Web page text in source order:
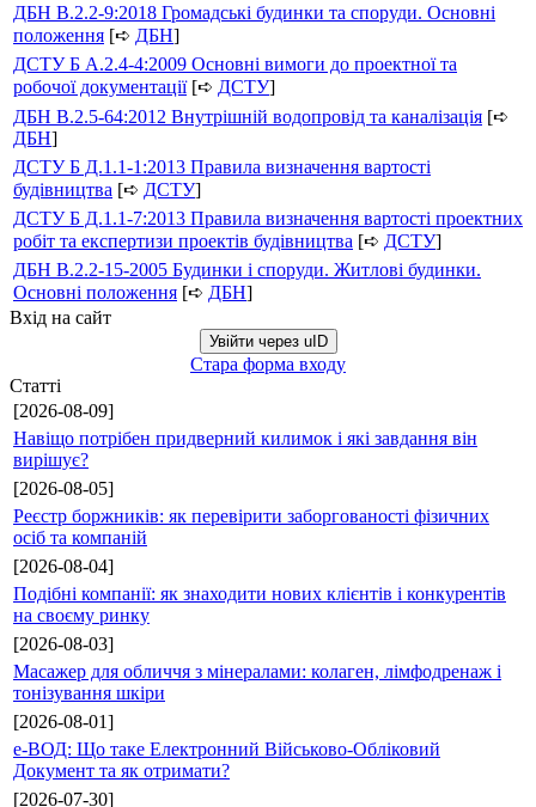
ДБН В.2.2-9:2018 Громадські будинки та споруди. Основні
положення [➪ ДБН]
ДСТУ Б А.2.4-4:2009 Основні вимоги до проектної та
робочої документації[➪ ДСТУ]
ДБН В.2.5-64:2012 Внутрішній водопровід та каналізація [➪
ДБН]
ДСТУ Б Д.1.1-1:2013 Правила визначення вартості
будівництва [➪ ДСТУ]
ДСТУ Б Д.1.1-7:2013 Правила визначення вартості проектних
робіт та експертизи проектів будівництва [➪ ДСТУ]
ДБН В.2.2-15-2005 Будинки і споруди. Житлові будинки.
Основні положення [➪ ДБН]
Вхід на сайт
Увійти через uID
Стара форма входу
Статті
[2026-08-09]
Навіщо потрібен придверний килимок і які завдання він
вирішує?
[2026-08-05]
Реєстр боржників: як перевірити заборгованості фізичних
осіб та компаній
[2026-08-04]
Подібні компанії: як знаходити нових клієнтів і конкурентів
на своєму ринку
[2026-08-03]
Масажер для обличчя з мінералами: колаген, лімфодренаж і
тонізування шкіри
[2026-08-01]
е-ВОД: Що таке Електронний Військово-Обліковий
Документ та як отримати?
[2026-07-30]